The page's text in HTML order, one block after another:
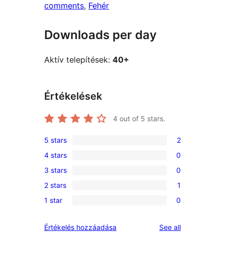
comments, Fehér
Downloads per day
Aktív telepítések: 40+
Értékelések
4 out of 5 stars.
2
5-
star
reviews
5 stars 2
0
4-
star
reviews
4 stars 0
0
3-
star
3 stars 0
1
2-
review
2 stars 1
0
star
1 star 0
Értékelés hozzáadása See allreviews